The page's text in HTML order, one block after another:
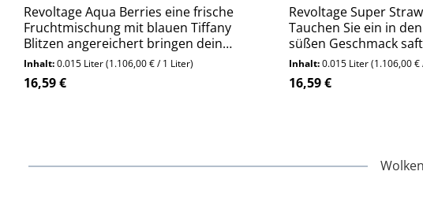
Revoltage Aqua Berries eine frische
Fruchtmischung mit blauen Tiffany
Blitzen angereichert bringen dein
Elektrofeld zum Schwingen.
Inhalt:0.015 Liter(1.106,00 € / 1 Liter)
Regulärer Preis:
16,59 €
Revoltage Super
Tauchen Sie ein in
süßen Geschmack
Erdbeeren. Perfekt für
erfrischendes
Inhalt:0.015 Liter(1.106,00 €
Regulärer Preis:
16,59 €